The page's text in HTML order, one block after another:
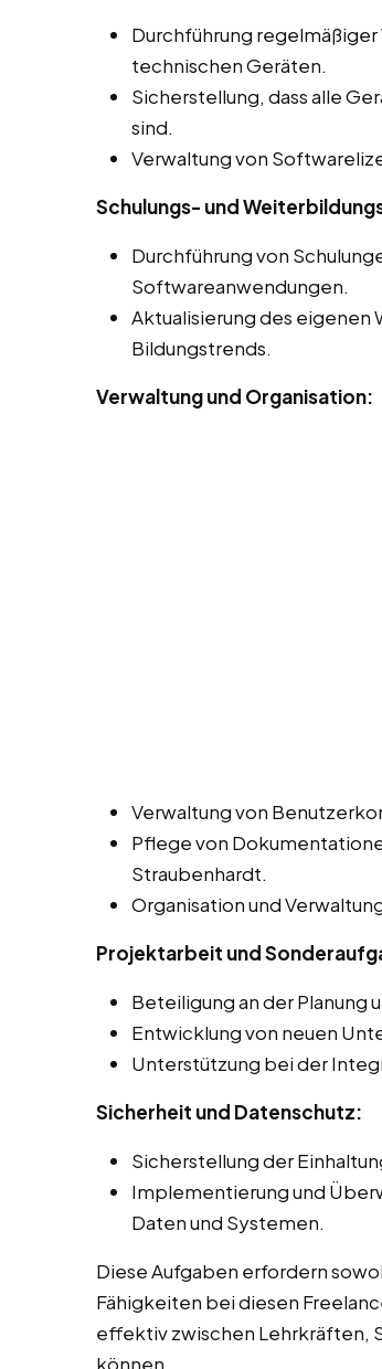
Durchführung
technischen Geräten.
Sicherstellung, dass alle
sind.
Verwaltung von
Schulungs- und
Durchführung von
Softwareanwendungen.
Aktualisierung des eigenen
Bildungstrends.
Verwaltung und Organisation:
Verwaltung von
Pflege von
Straubenhardt.
Organisation und
Projektarbeit und
Beteiligung an der Planung
Entwicklung von neuen
Unterstützung bei der
Sicherheit und Datenschutz:
Sicherstellung der
Implementierung und
Daten und Systemen.
Diese Aufgaben erfordern
Fähigkeiten bei diesen
effektiv zwischen Lehrkräften,
können.